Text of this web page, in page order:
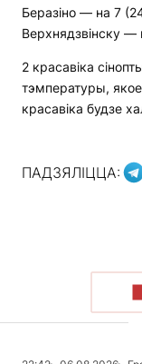
Беразіно — на 7
Верхнядзвінску
2 красавіка
тэмпературы,
красавіка будзе
ПАДЗЯЛІЦЦА: